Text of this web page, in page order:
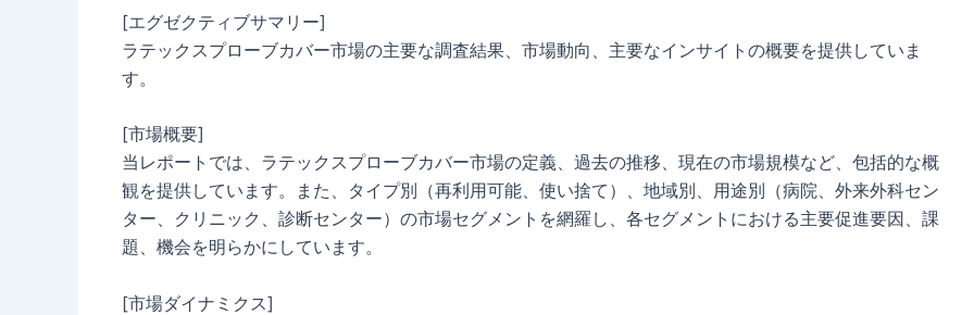
[エグゼクティブサマリー]
ラテックスプローブカバー市場の主要な調査結果、市場動向、主要なインサイトの概要を提供していま
す。
[市場概要]
当レポートでは、ラテックスプローブカバー市場の定義、過去の推移、現在の市場規模など、包括的な概
観を提供しています。また、タイプ別（再利用可能、使い捨て）、地域別、用途別（病院、外来外科セン
ター、クリニック、診断センター）の市場セグメントを網羅し、各セグメントにおける主要促進要因、課
題、機会を明らかにしています。
[市場ダイナミクス]